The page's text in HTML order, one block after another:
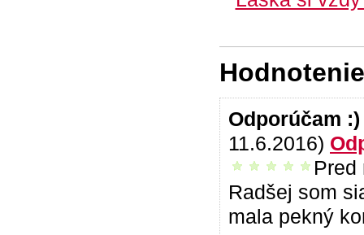
Odporúčam
11.6.2016)
vrelo odporúčam
Pred
Radšej som
mala pekný